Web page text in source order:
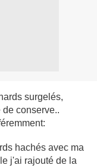
surgelés,
conserve..
hachés avec ma
j'ai rajouté de la